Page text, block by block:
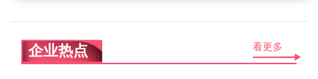
企业热点 看更多